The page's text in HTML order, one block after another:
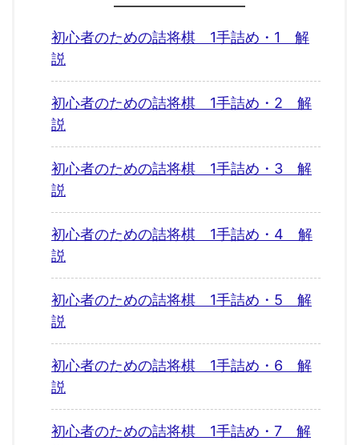
初心者のための詰将棋 1手詰め・1 解
説
初心者のための詰将棋 1手詰め・2 解
説
初心者のための詰将棋 1手詰め・3 解
説
初心者のための詰将棋 1手詰め・4 解
説
初心者のための詰将棋 1手詰め・5 解
説
初心者のための詰将棋 1手詰め・6 解
説
初心者のための詰将棋 1手詰め・7 解